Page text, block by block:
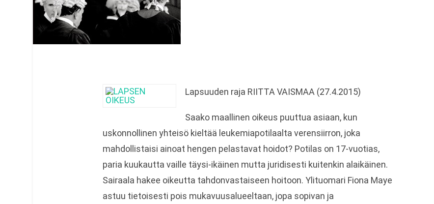
Lapsuuden raja RIITTA VAISMAA (27.4.2015)
Saako maallinen oikeus puuttua asiaan, kun
uskonnollinen yhteisö kieltää leukemiapotilaalta verensiirron, joka
mahdollistaisi ainoat hengen pelastavat hoidot? Potilas on 17-vuotias,
paria kuukautta vaille täysi-ikäinen mutta juridisesti kuitenkin alaikäinen.
Sairaala hakee oikeutta tahdonvastaiseen hoitoon. Ylituomari Fiona Maye
astuu tietoisesti pois mukavuusalueeltaan, jopa sopivan ja